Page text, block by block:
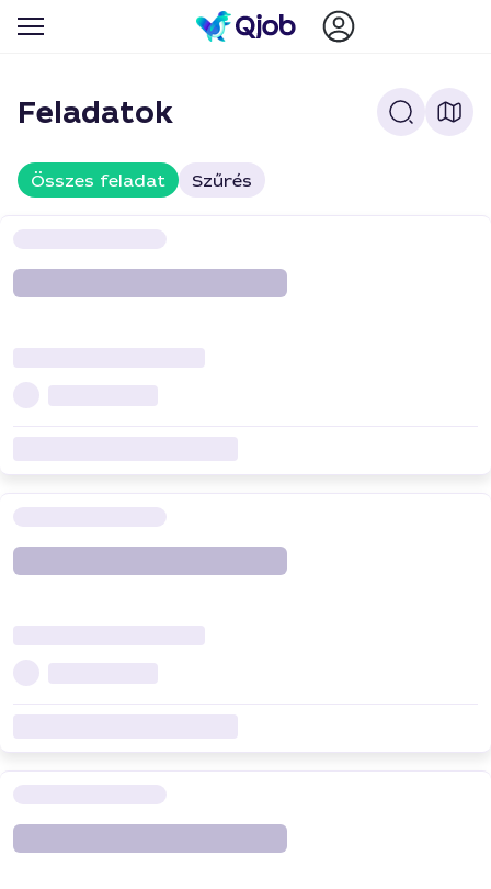
Feladatok
Összes feladat Szűrés